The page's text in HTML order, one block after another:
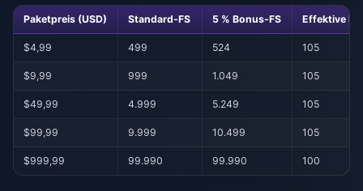
Paketpreis (USD) Standard-FS 5 % Bonus-FS Effektive
$4,99 499 524 105
$9,99 999 1.049 105
$49,99 4.999 5.249 105
$99,99 9.999 10.499 105
$999,99 99.990 99.990 100